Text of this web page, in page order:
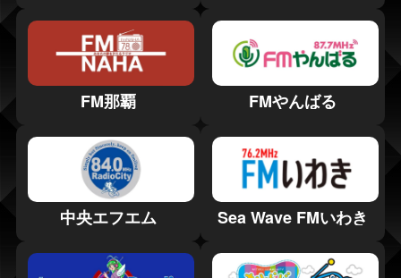
FM那覇 FMやんばる
中央エフエム Sea Wave FMいわき